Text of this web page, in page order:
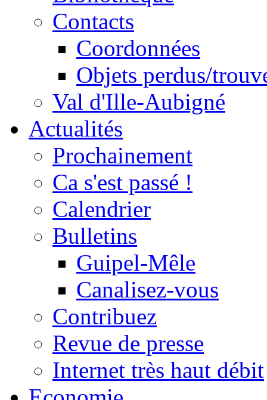
Contacts
Coordonnées
Objets perdus/
Val d'Ille-Aubigné
Actualités
Prochainement
Ca s'est passé !
Calendrier
Bulletins
Guipel-Mêle
Canalisez-vous
Contribuez
Revue de presse
Internet très haut débit